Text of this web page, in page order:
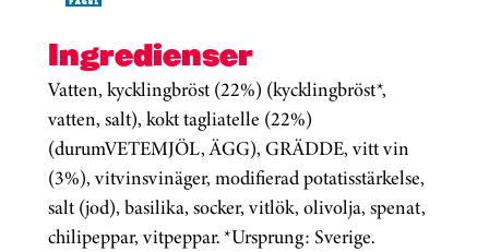
Ingredienser
Vatten, kycklingbröst (22%) (kycklingbröst*,
vatten, salt), kokt tagliatelle (22%)
(durumVETEMJÖL, ÄGG), GRÄDDE, vitt vin
(3%), vitvinsvinäger, modifierad potatisstärkelse,
salt (jod), basilika, socker, vitlök, olivolja, spenat,
chilipeppar, vitpeppar. *Ursprung: Sverige.